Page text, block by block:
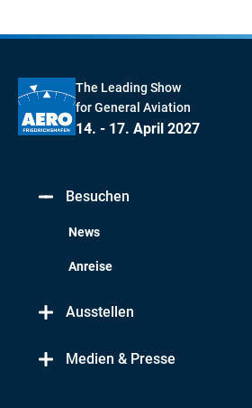
The Leading Show
for General Aviation
14. - 17. April 2027
Besuchen
News
Anreise
Ausstellen
Medien & Presse